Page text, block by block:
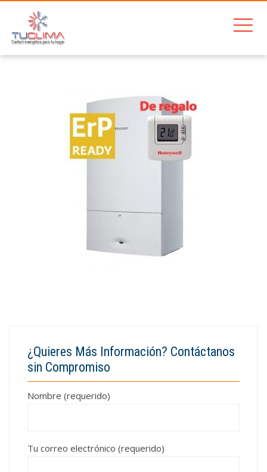
¿Quieres Más Información? Contáctanos
sin Compromiso
Nombre (requerido)
Tu correo electrónico (requerido)